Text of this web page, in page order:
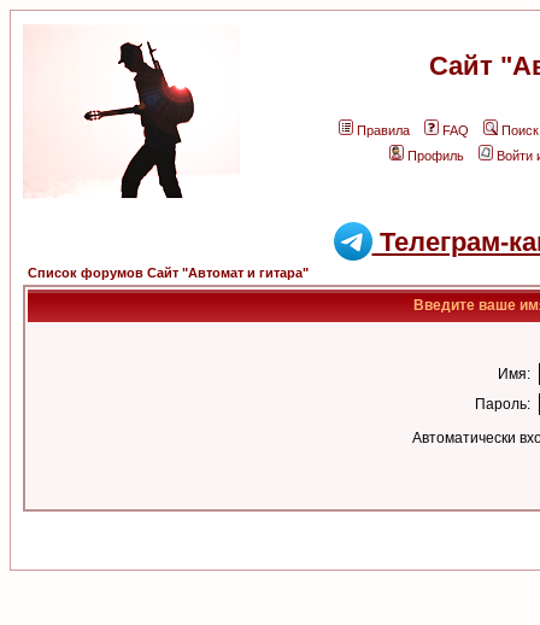
Сайт
Правила FAQ
Поиск
Профиль
Войти
Телеграм-
Список форумов Сайт "Автомат и гитара"
Введите ваше
Имя:
Пароль:
Автоматически